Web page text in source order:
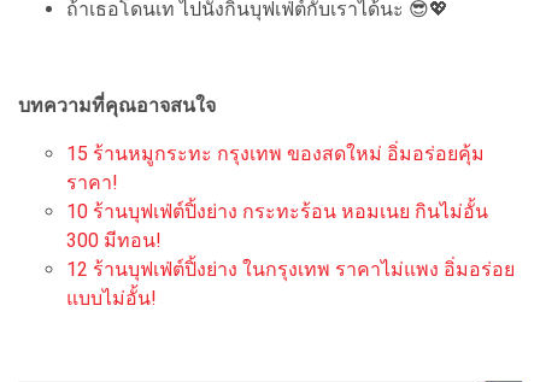
ถ้าเธอโดนเท ไปนั่งกินบุฟเฟ่ต์กับเราได้นะ 😎💖
บทความที่คุณอาจสนใจ
15 ร้านหมูกระทะ กรุงเทพ ของสดใหม่ อิ่มอร่อยคุ้ม
ราคา!
10 ร้านบุฟเฟ่ต์ปิ้งย่าง กระทะร้อน หอมเนย กินไม่อั้น
300 มีทอน!
12 ร้านบุฟเฟ่ต์ปิ้งย่าง ในกรุงเทพ ราคาไม่แพง อิ่มอร่อย
แบบไม่อั้น!